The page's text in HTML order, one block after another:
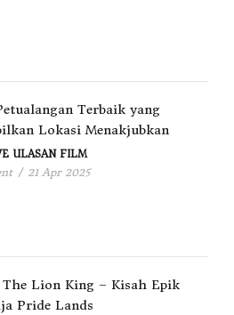
Terbaik yang
Lokasi Menakjubkan
ULASAN FILM
/ 21 Apr 2025
The Lion King – Kisah Epik
Pride Lands